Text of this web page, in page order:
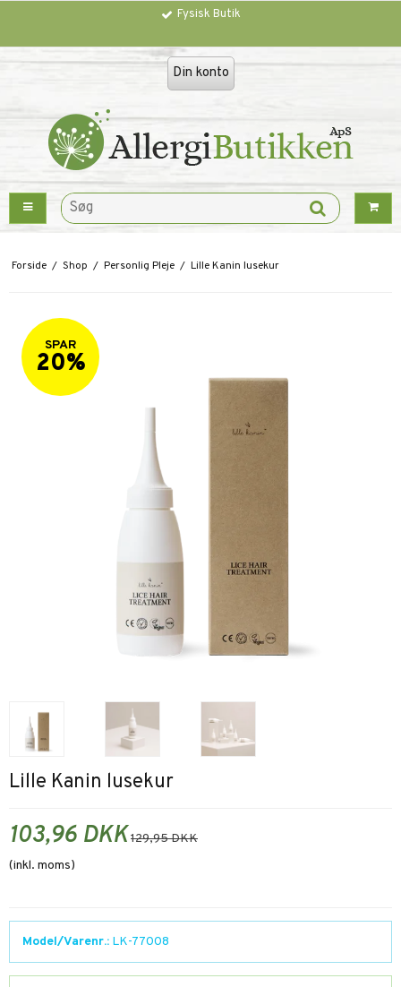
Fysisk Butik
Trustpilot
Din konto
Forside / Shop / Personlig Pleje / Lille Kanin lusekur
SPAR
20%
Lille Kanin lusekur
103,96 DKK129,95 DKK
(inkl. moms)
Model/Varenr.: LK-77008